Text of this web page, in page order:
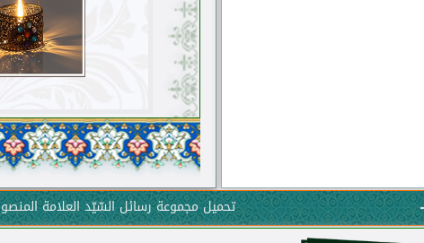
من رسالة جنابه إلى بعض أصحابه
ويحذّره من الجليس السوء.
تحميل مجموعة رسائل السّيّد العلامة